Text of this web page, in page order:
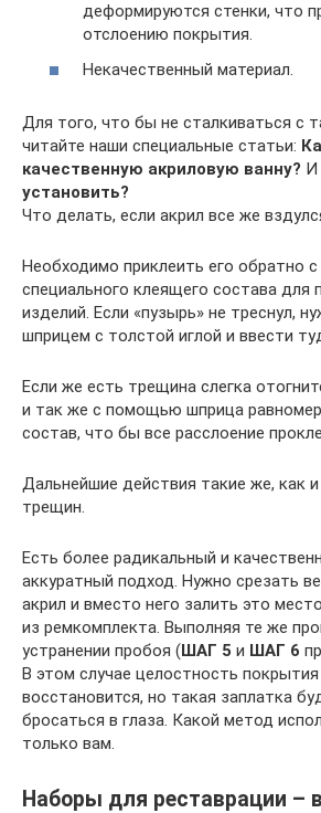
деформируются стенки, что
отслоению покрытия.
Некачественный материал.
Для того, что бы не сталкиваться с
читайте наши специальные статьи:
качественную акриловую ванну? И
установить?
Что делать, если акрил все же
Необходимо приклеить его обратно
специального клеящего состава для
изделий. Если «пузырь» не треснул,
шприцем с толстой иглой и ввести
Если же есть трещина слегка
и так же с помощью шприца
состав, что бы все расслоение
Дальнейшие действия такие же, как
трещин.
Есть более радикальный и
аккуратный подход. Нужно срезать
акрил и вместо него залить это
из ремкомплекта. Выполняя те же
устранении пробоя (ШАГ 5 и ШАГ 6
В этом случае целостность
восстановится, но такая заплатка
бросаться в глаза. Какой метод
только вам.
Наборы для реставрации –